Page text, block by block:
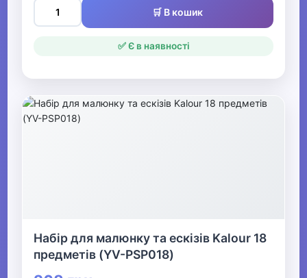
🛒 В кошик
✅ Є в наявності
Набір для малюнку та ескізів Kalour 18
предметів (YV-PSP018)